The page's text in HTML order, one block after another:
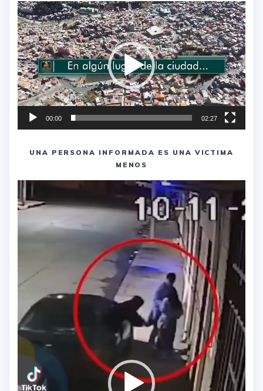
Reproductor
de
vídeo
00:00 02:27
UNA PERSONA INFORMADA ES UNA VICTIMA
MENOS
Reproductor
de
vídeo